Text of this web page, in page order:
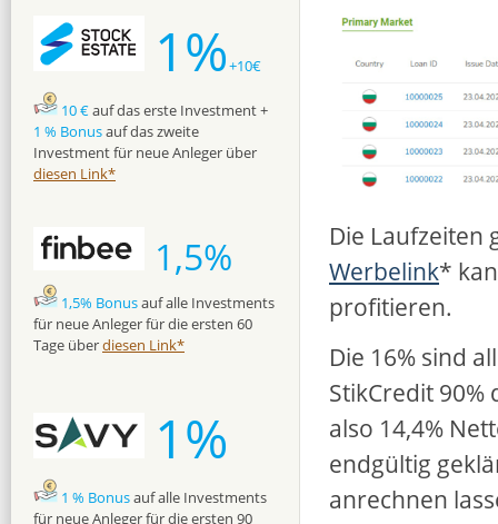
Die Laufzeiten
Werbelink*
profitieren.
Die 16% sind
StikCredit
also 14,4%
endgültig
anrechnen
1%+10€
10 €auf das erste Investment +
1 % Bonusauf das zweite
Investment für neue Anleger über
diesen Link*
1,5%
1,5% Bonusauf alle Investments
für neue Anleger für die ersten 60
Tage überdiesen Link*
1%
1 % Bonusauf alle Investments
für neue Anleger für die ersten 90